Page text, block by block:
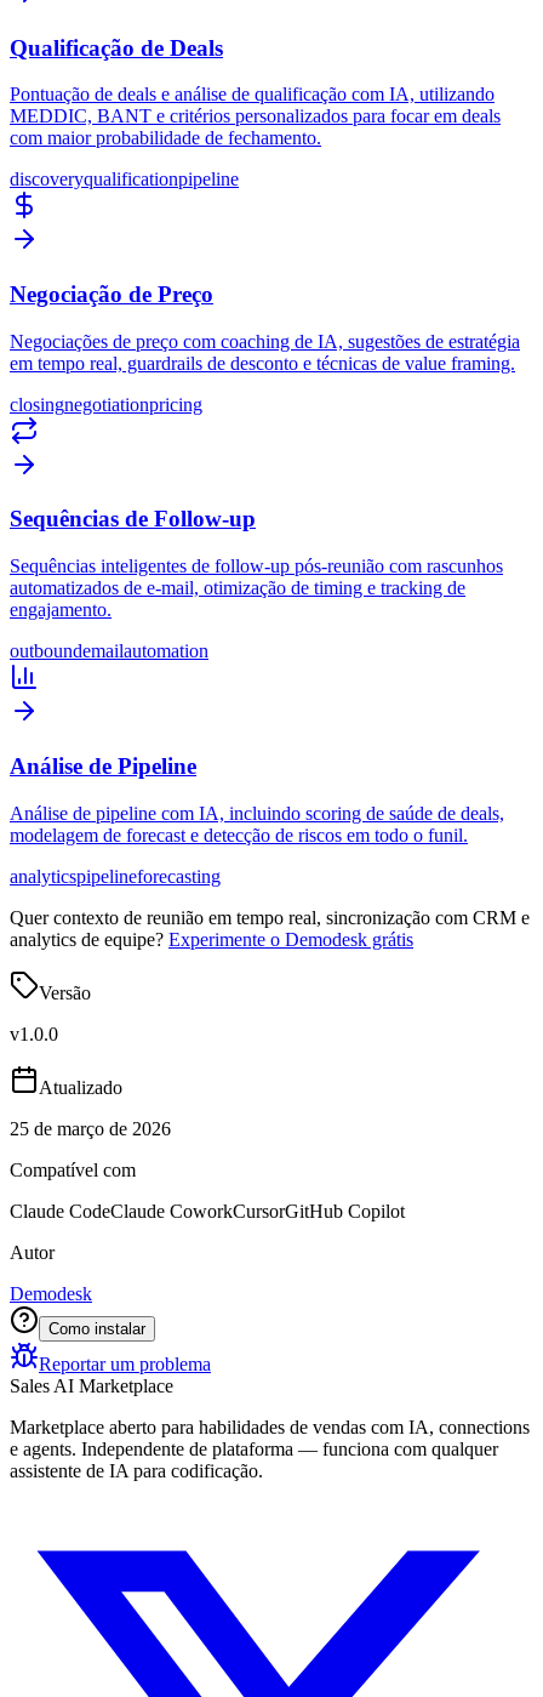
Qualificação de Deals
Pontuação de deals e análise de qualificação com IA, utilizando
MEDDIC, BANT e critérios personalizados para focar em deals
com maior probabilidade de fechamento.
discoveryqualificationpipeline
Negociação de Preço
Negociações de preço com coaching de IA, sugestões de estratégia
em tempo real, guardrails de desconto e técnicas de value framing.
closingnegotiationpricing
Sequências de Follow-up
Sequências inteligentes de follow-up pós-reunião com rascunhos
automatizados de e-mail, otimização de timing e tracking de
engajamento.
outboundemailautomation
Análise de Pipeline
Análise de pipeline com IA, incluindo scoring de saúde de deals,
modelagem de forecast e detecção de riscos em todo o funil.
analyticspipelineforecasting
Quer contexto de reunião em tempo real, sincronização com CRM e
analytics de equipe? Experimente o Demodesk grátis
Versão
v1.0.0
Atualizado
25 de março de 2026
Compatível com
Claude CodeClaude CoworkCursorGitHub Copilot
Autor
Demodesk
Como instalar
Reportar um problema
Sales AI Marketplace
Marketplace aberto para habilidades de vendas com IA, connections
e agents. Independente de plataforma — funciona com qualquer
assistente de IA para codificação.